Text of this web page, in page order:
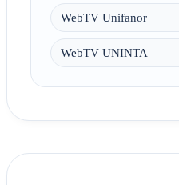
WebTV Unifanor
WebTV UNINTA